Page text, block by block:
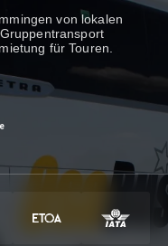
Show dropdown
von lokalen
für Touren.